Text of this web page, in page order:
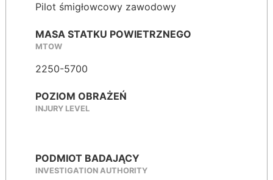
Pilot śmigłowcowy zawodowy
MASA STATKU POWIETRZNEGO
MTOW
2250-5700
POZIOM OBRAŻEŃ
INJURY LEVEL
PODMIOT BADAJĄCY
INVESTIGATION AUTHORITY